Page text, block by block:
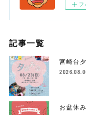
フ
記事一覧
宮崎台
お盆休